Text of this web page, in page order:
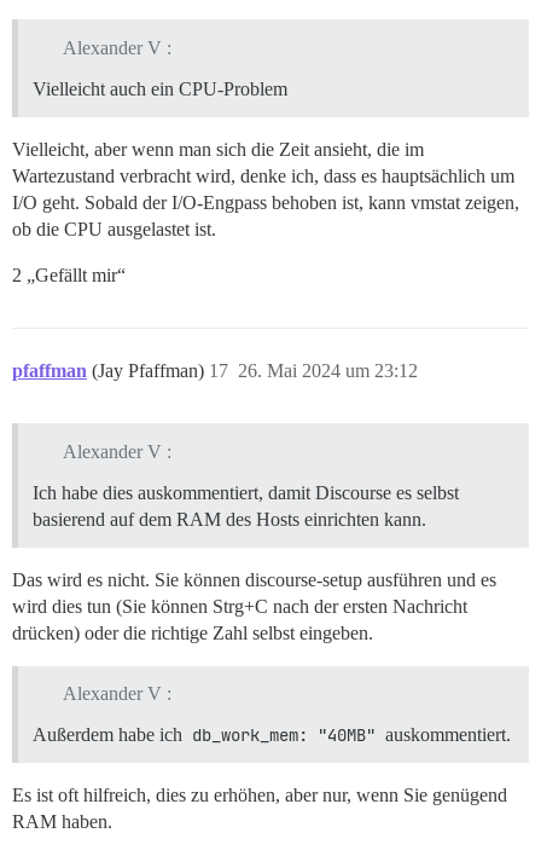
Alexander V :
Vielleicht auch ein CPU-Problem
Vielleicht, aber wenn man sich die Zeit ansieht, die im
Wartezustand verbracht wird, denke ich, dass es hauptsächlich um
I/O geht. Sobald der I/O-Engpass behoben ist, kann vmstat zeigen,
ob die CPU ausgelastet ist.
2 „Gefällt mir“
pfaffman (Jay Pfaffman) 26. Mai 2024 um 23:12
17
Alexander V :
Ich habe dies auskommentiert, damit Discourse es selbst
basierend auf dem RAM des Hosts einrichten kann.
Das wird es nicht. Sie können discourse-setup ausführen und es
wird dies tun (Sie können Strg+C nach der ersten Nachricht
drücken) oder die richtige Zahl selbst eingeben.
Alexander V :
Außerdem habe ich db_work_mem: "40MB" auskommentiert.
Es ist oft hilfreich, dies zu erhöhen, aber nur, wenn Sie genügend
RAM haben.